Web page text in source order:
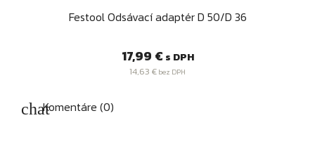
Festool Odsávací adaptér D 50/D 36
Cena
17,99 € s DPH
14,63 € bez DPH
Komentáre (0)